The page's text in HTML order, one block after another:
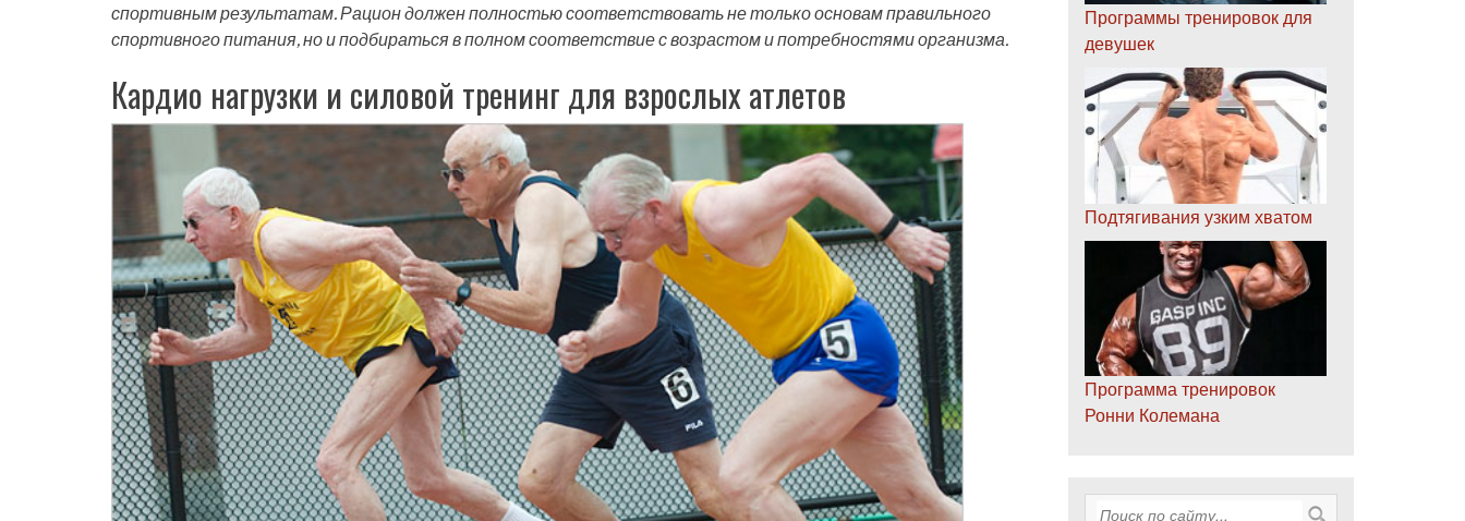
спортивным результатам. Рацион должен полностью соответствовать не только основам правильного
спортивного питания, но и подбираться в полном соответствие с возрастом и потребностями организма.
Кардио нагрузки и силовой тренинг для взрослых атлетов
Программы тренировок для
девушек
Подтягивания узким хватом
Программа тренировок
Ронни Колемана